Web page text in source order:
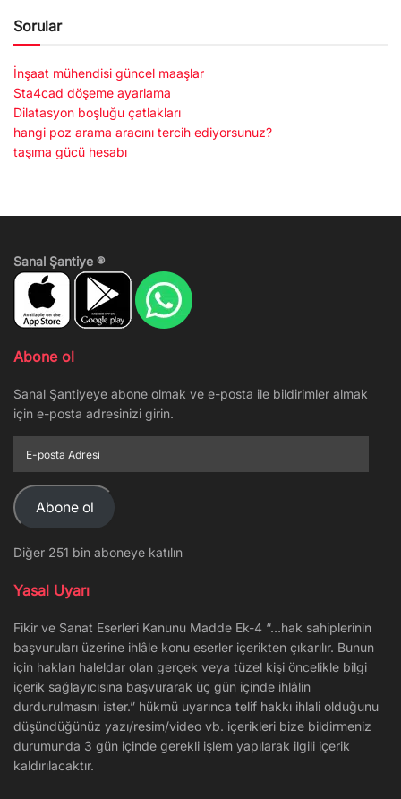
Sorular
İnşaat mühendisi güncel maaşlar
Sta4cad döşeme ayarlama
Dilatasyon boşluğu çatlakları
hangi poz arama aracını tercih ediyorsunuz?
taşıma gücü hesabı
Sanal Şantiye ®
Abone ol
Sanal Şantiyeye abone olmak ve e-posta ile bildirimler almak
için e-posta adresinizi girin.
posta
Adresi
Abone ol
Diğer 251 bin aboneye katılın
Yasal Uyarı
Fikir ve Sanat Eserleri Kanunu Madde Ek-4 “…hak sahiplerinin
başvuruları üzerine ihlâle konu eserler içerikten çıkarılır. Bunun
için hakları haleldar olan gerçek veya tüzel kişi öncelikle bilgi
içerik sağlayıcısına başvurarak üç gün içinde ihlâlin
durdurulmasını ister.” hükmü uyarınca telif hakkı ihlali olduğunu
düşündüğünüz yazı/resim/video vb. içerikleri bize bildirmeniz
durumunda 3 gün içinde gerekli işlem yapılarak ilgili içerik
kaldırılacaktır.